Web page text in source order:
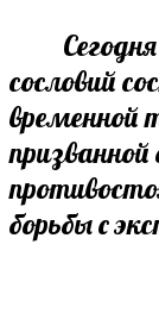
Сегодня
сословий
временной
борьбы с